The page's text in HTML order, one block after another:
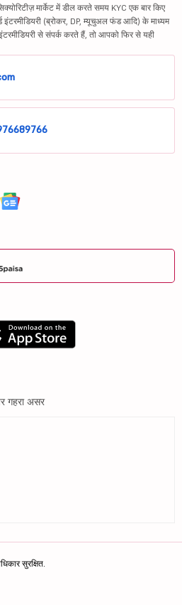
मार्केट में डील करते समय KYC एक बार किए
इंटरमीडियरी (ब्रोकर, DP, म्यूचुअल फंड आदि) के माध्यम
से संपर्क करते हैं, तो आपको फिर से यही
गहरा असर
सुरक्षित.